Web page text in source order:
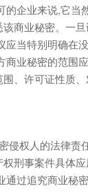
企业来说,它当
商业秘密。一
当特别明确在
业秘密的范围
、许可证性质、
权人的法律责
刑事案件具体
过追究商业秘